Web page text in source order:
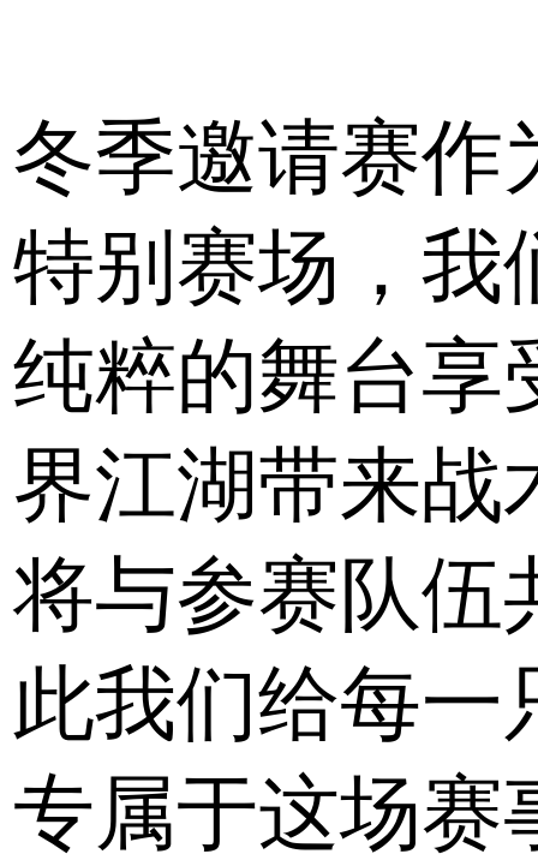
冬季邀请赛作
特别赛场，我
纯粹的舞台享
界江湖带来战
将与参赛队伍
此我们给每一
专属于这场赛